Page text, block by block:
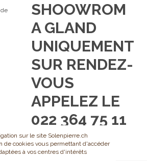
SHOOWROM
A GLAND
UNIQUEMENT
SUR RENDEZ-
VOUS
APPELEZ LE
022 364 75 11
sur le site Solenpierre.ch
de cookies vous permettant d'accéder
à vos centres d'intérêts